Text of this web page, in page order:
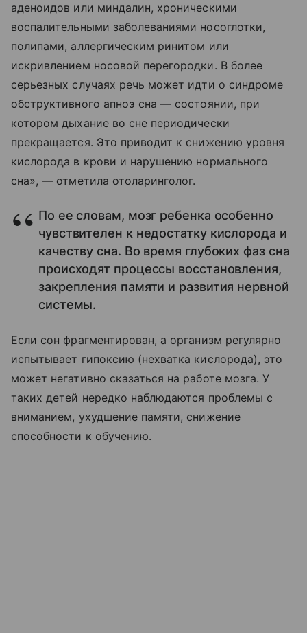
аденоидов или миндалин, хроническими
воспалительными заболеваниями носоглотки,
полипами, аллергическим ринитом или
искривлением носовой перегородки. В более
серьезных случаях речь может идти о синдроме
обструктивного апноэ сна — состоянии, при
котором дыхание во сне периодически
прекращается. Это приводит к снижению уровня
кислорода в крови и нарушению нормального
сна», — отметила отоларинголог.
По ее словам, мозг ребенка особенно
чувствителен к недостатку кислорода и
качеству сна. Во время глубоких фаз сна
происходят процессы восстановления,
закрепления памяти и развития нервной
системы.
Если сон фрагментирован, а организм регулярно
испытывает гипоксию (нехватка кислорода), это
может негативно сказаться на работе мозга. У
таких детей нередко наблюдаются проблемы с
вниманием, ухудшение памяти, снижение
способности к обучению.